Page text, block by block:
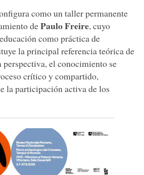
como un taller permanente
dePauloFreire, cuyo
como práctica de
la principal referencia teórica de
perspectiva, el conocimiento se
crítico y compartido,
la participación activa de los